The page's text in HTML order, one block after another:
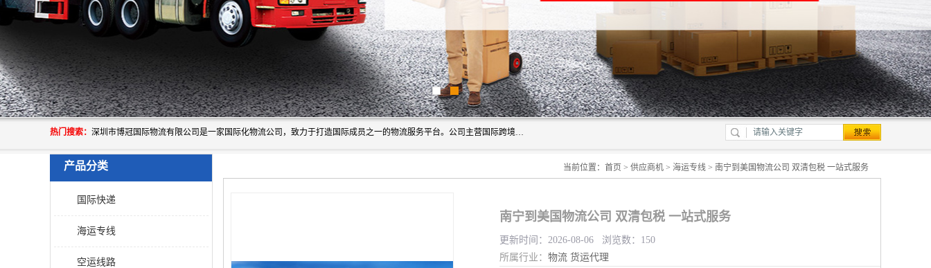
热门搜索： 深圳市博冠国际物流有限公司是一家国际化物流公司，致力于打造国际成员之一的物流服务平台。公司主营国际跨境运输业务，提供国际快递、FBA空派专线、国际海空运、国际空运专线、中欧铁路运输等国际海空运、国际快递、国际铁路运输及跨境专线物流等各类进出口运输方面的业务。
产品分类
国际快递
海运专线
空运线路
当前位置： 首页 > 供应商机 > 海运专线 > 南宁到美国物流公司 双清包税 一站式服务
南宁到美国物流公司 双清包税 一站式服务
更新时间：2026-08-06 浏览数：150
所属行业： 物流 货运代理